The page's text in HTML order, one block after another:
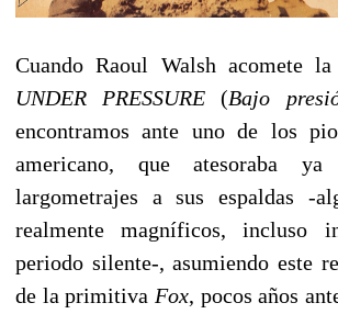
Cuando Raoul Walsh acomete
UNDER PRESSURE (Bajo
encontramos ante uno de los
americano, que atesoraba ya
largometrajes a sus espaldas -
realmente magníficos, incluso
periodo silente-, asumiendo este
de la primitiva Fox, pocos años